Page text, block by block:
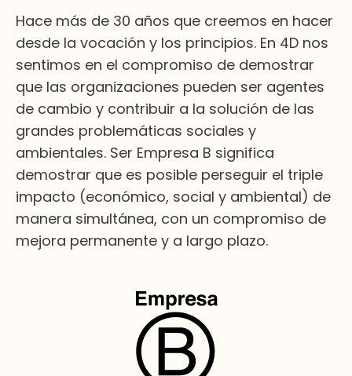
Hace más de 30 años que creemos en hacer
desde la vocación y los principios. En 4D nos
sentimos en el compromiso de demostrar
que las organizaciones pueden ser agentes
de cambio y contribuir a la solución de las
grandes problemáticas sociales y
ambientales. Ser Empresa B significa
demostrar que es posible perseguir el triple
impacto (económico, social y ambiental) de
manera simultánea, con un compromiso de
mejora permanente y a largo plazo.